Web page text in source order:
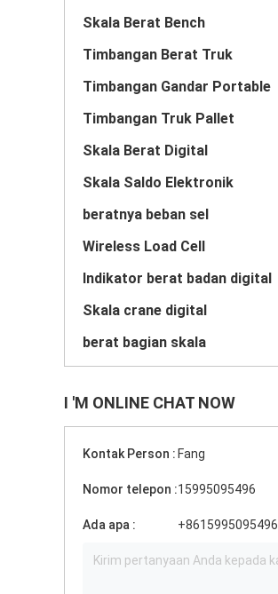
Skala Berat Bench
Timbangan Berat Truk
Timbangan Gandar Portable
Timbangan Truk Pallet
Skala Berat Digital
Skala Saldo Elektronik
beratnya beban sel
Wireless Load Cell
Indikator berat badan digital
Skala crane digital
berat bagian skala
I 'M ONLINE CHAT NOW
Kontak Person : Fang
Nomor telepon :15995095496
Ada apa : +8615995095496